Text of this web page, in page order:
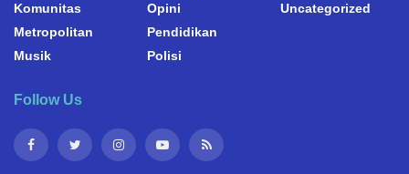
Komunitas
Metropolitan
Musik
Opini
Pendidikan
Polisi
Uncategorized
Follow Us